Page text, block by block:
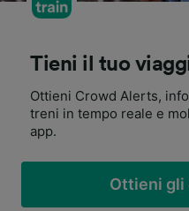
Tieni il tuo
Ottieni Crowd Alerts,
treni in tempo reale e
app.
Ottieni gli